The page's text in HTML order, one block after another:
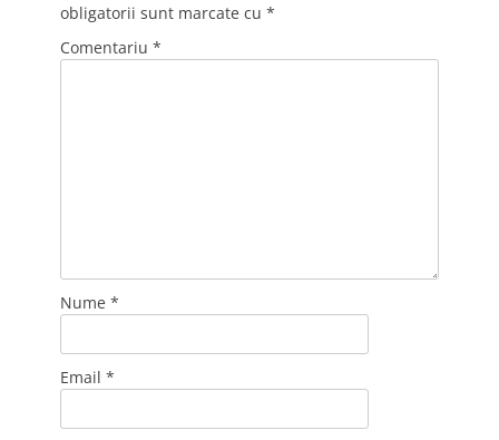
obligatorii sunt marcate cu *
Comentariu *
Nume *
Email *